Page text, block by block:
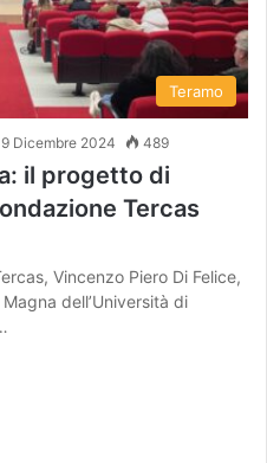
Teramo
9 Dicembre 2024 489
il progetto di
Tercas
Vincenzo Piero Di Felice,
dell’Università di